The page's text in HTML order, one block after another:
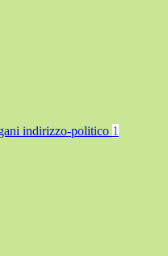
indirizzo-politico 1